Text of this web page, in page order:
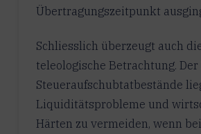
Übertragungszeitpunkt
Schliesslich überzeugt auch
teleologische Betrachtung.
Steueraufschubtatbestände
Liquiditätsprobleme und
Härten zu vermeiden, wenn